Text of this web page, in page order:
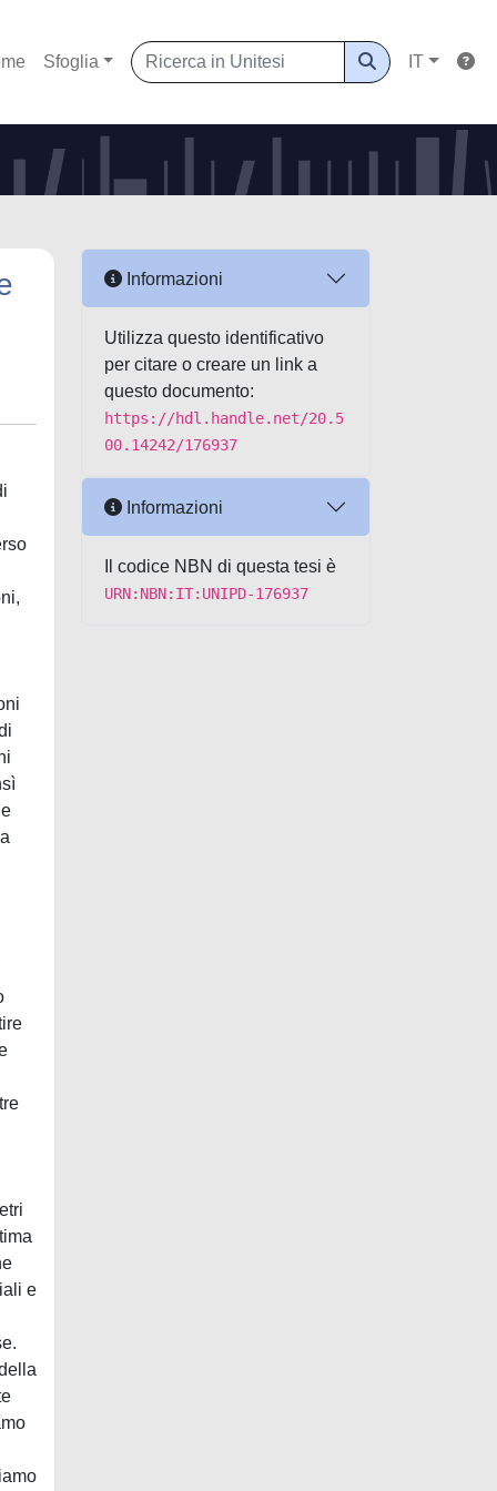
Sfoglia IT
e
Informazioni
Utilizza questo identificativo
per citare o creare un link a
questo documento:
https://hdl.handle.net/20.5
00.14242/176937
Informazioni
Il codice NBN di questa tesi è
URN:NBN:IT:UNIPD-176937